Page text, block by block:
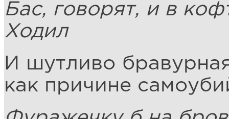
Бас, говорят, и в
Ходил
И шутливо
как причине